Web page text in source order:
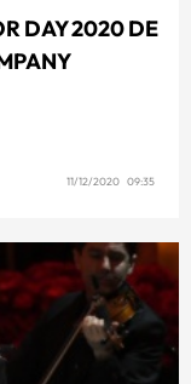
DAY 2020 DE
11/12/2020 09:35